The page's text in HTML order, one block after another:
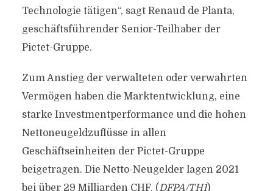
Technologie tätigen“, sagt Renaud de Planta,
geschäftsführender Senior-Teilhaber der
Pictet-Gruppe.
Zum Anstieg der verwalteten oder verwahrten
Vermögen haben die Marktentwicklung, eine
starke Investmentperformance und die hohen
Nettoneugeldzuflüsse in allen
Geschäftseinheiten der Pictet-Gruppe
beigetragen. Die Netto-Neugelder lagen 2021
bei über 29 Milliarden CHF. (DFPA/TH1)